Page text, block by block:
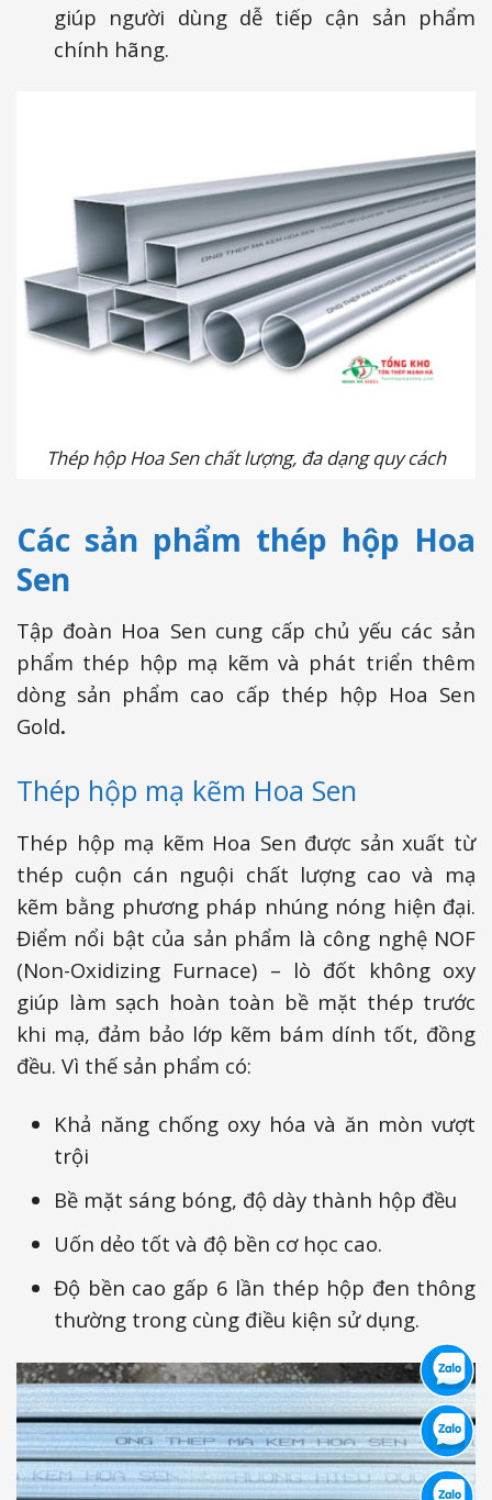
giúp người dùng dễ tiếp cận sản phẩm
chính hãng.
Thép hộp Hoa Sen chất lượng, đa dạng quy cách
Các sản phẩm thép hộp Hoa
Sen
Tập đoàn Hoa Sen cung cấp chủ yếu các sản
phẩm thép hộp mạ kẽm và phát triển thêm
dòng sản phẩm cao cấp thép hộp Hoa Sen
Gold.
Thép hộp mạ kẽm Hoa Sen
Thép hộp mạ kẽm Hoa Sen được sản xuất từ
thép cuộn cán nguội chất lượng cao và mạ
kẽm bằng phương pháp nhúng nóng hiện đại.
Điểm nổi bật của sản phẩm là công nghệ NOF
(Non-Oxidizing Furnace) – lò đốt không oxy
giúp làm sạch hoàn toàn bề mặt thép trước
khi mạ, đảm bảo lớp kẽm bám dính tốt, đồng
đều. Vì thế sản phẩm có:
Khả năng chống oxy hóa và ăn mòn vượt
trội
Bề mặt sáng bóng, độ dày thành hộp đều
Uốn dẻo tốt và độ bền cơ học cao.
Độ bền cao gấp 6 lần thép hộp đen thông
thường trong cùng điều kiện sử dụng.